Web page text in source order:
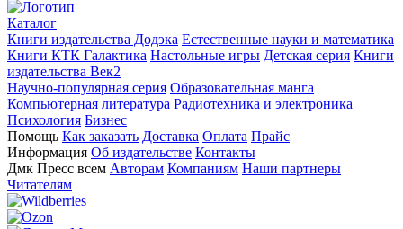
Каталог
Книги издательства Додэка Естественные науки и математика
Книги КТК Галактика Настольные игры Детская серия Книги
издательства Век2
Научно-популярная серия Образовательная манга
Компьютерная литература Радиотехника и электроника
Психология Бизнес
Помощь Как заказать Доставка Оплата Прайс
Информация Об издательстве Контакты
Дмк Пресс всем Авторам Компаниям Наши партнеры
Читателям